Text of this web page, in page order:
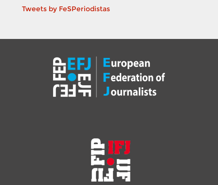
Tweets by FeSPeriodistas